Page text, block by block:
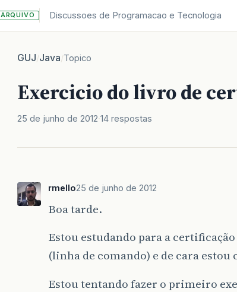
ARQUIVO Discussoes de Programacao e Tecnologia
GUJ/Java/Topico
Exercicio do livro de
25 de junho de 2012 14 respostas
rmello25 de junho de 2012
Boa tarde.
Estou estudando para a
(linha de comando) e de cara estou
Estou tentando fazer o primeiro